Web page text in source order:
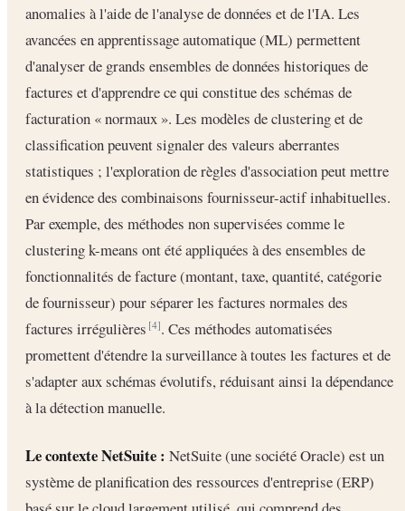
anomalies à l'aide de l'analyse de données et de l'IA. Les
avancées en apprentissage automatique (ML) permettent
d'analyser de grands ensembles de données historiques de
factures et d'apprendre ce qui constitue des schémas de
facturation « normaux ». Les modèles de clustering et de
classification peuvent signaler des valeurs aberrantes
statistiques ; l'exploration de règles d'association peut mettre
en évidence des combinaisons fournisseur-actif inhabituelles.
Par exemple, des méthodes non supervisées comme le
clustering k-means ont été appliquées à des ensembles de
fonctionnalités de facture (montant, taxe, quantité, catégorie
de fournisseur) pour séparer les factures normales des
factures irrégulières[4]. Ces méthodes automatisées
promettent d'étendre la surveillance à toutes les factures et de
s'adapter aux schémas évolutifs, réduisant ainsi la dépendance
à la détection manuelle.
Le contexte NetSuite : NetSuite (une société Oracle) est un
système de planification des ressources d'entreprise (ERP)